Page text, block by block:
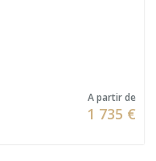
A partir de
1 735 €